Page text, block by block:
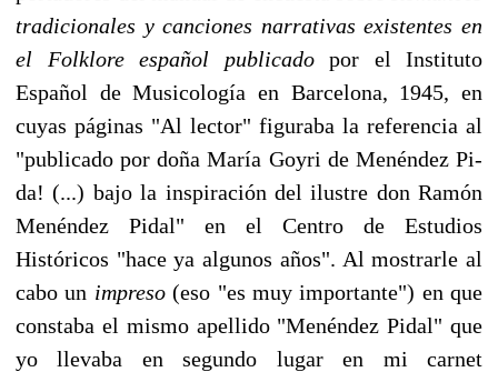
tradicionales y canciones narrativas existentes en
el Fol­klore español publicado por el Instituto
Español de Musicología en Barcelona, 1945, en
cuyas páginas "Al lector" figuraba la referencia al
"publicado por doña María Goyri de Menéndez Pi­
da! (...) bajo la inspiración del ilustre don Ramón
Menéndez Pidal" en el Centro de Estudios
Históricos "hace ya algunos años". Al mostrarle al
cabo un impreso(eso "es muy importante") en que
constaba el mismo apellido "Menéndez Pidal" que
yo llevaba en segundo lugar en mi carnet